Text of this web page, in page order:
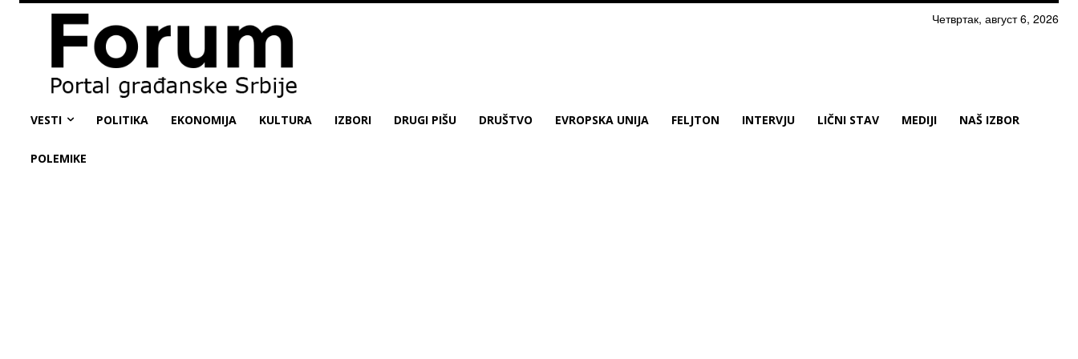
Четвртак, август 6, 2026
VESTI POLITIKA EKONOMIJA KULTURA IZBORI DRUGI PIŠU DRUŠTVO EVROPSKA UNIJA FELJTON INTERVJU LIČNI STAV MEDIJI NAŠ IZBOR
POLEMIKE